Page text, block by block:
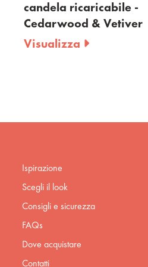
candela ricaricabile -
Cedarwood & Vetiver
Visualizza
Ispirazione
Scegli il look
Consigli e sicurezza
FAQs
Dove acquistare
Contatti